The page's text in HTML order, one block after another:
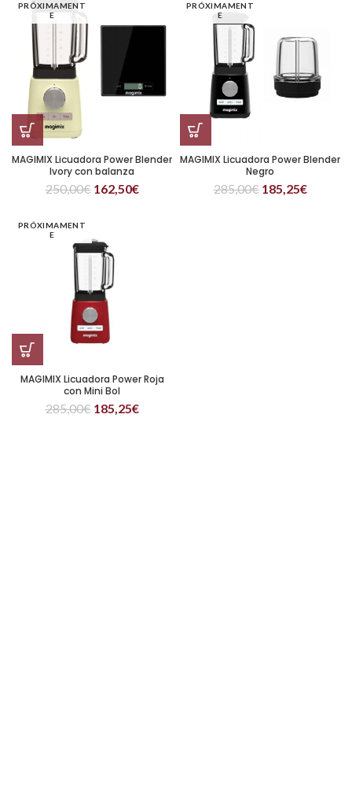
PRÓXIMAMENT
E
MAGIMIX Licuadora Power Blender
Ivory con balanza
250,00€ 162,50€
PRÓXIMAMENT
E
MAGIMIX Licuadora Power Blender
Negro
285,00€ 185,25€
PRÓXIMAMENT
E
MAGIMIX Licuadora Power Roja
con Mini Bol
285,00€ 185,25€